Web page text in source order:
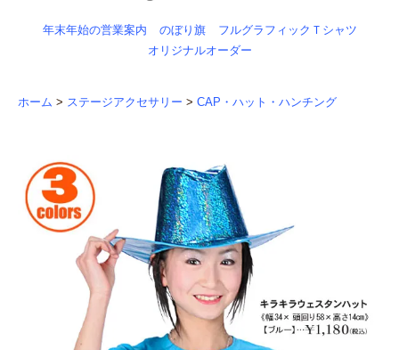
年末年始の営業案内 のぼり旗
フルグラフィックＴシャツ
オリジナルオーダー
ホーム > ステージアクセサリー > CAP・ハット・ハンチング